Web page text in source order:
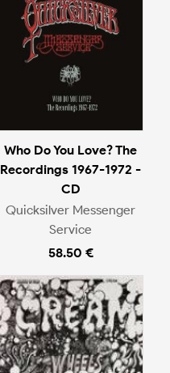
Who Do You Love? The
Recordings 1967-1972 -
CD
Quicksilver Messenger
Service
58.50 €